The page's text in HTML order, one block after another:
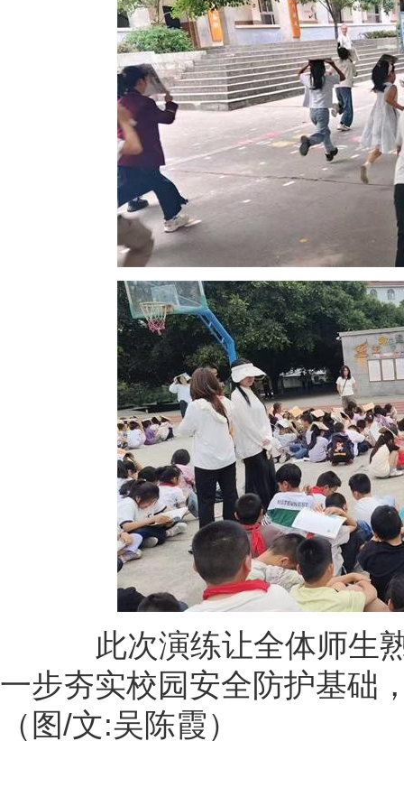
此次演练让全体师生熟
一步夯实校园安全防护基础
（图/文:吴陈霞）